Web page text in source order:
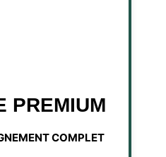
PREMIUM
COMPLET